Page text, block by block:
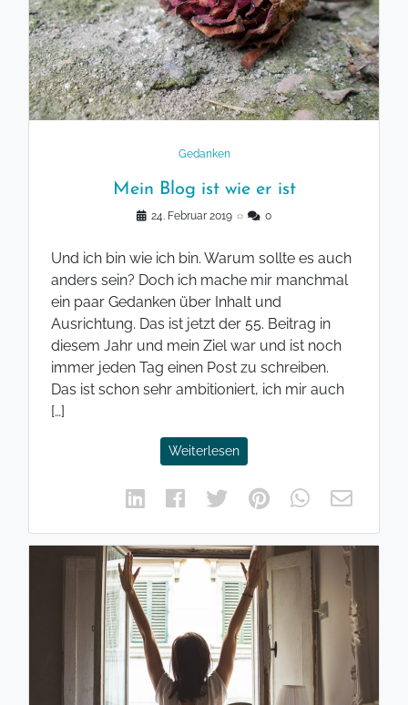
Gedanken
Mein Blog ist wie er ist
24. Februar 2019 ◌ 0
Und ich bin wie ich bin. Warum sollte es auch
anders sein? Doch ich mache mir manchmal
ein paar Gedanken über Inhalt und
Ausrichtung. Das ist jetzt der 55. Beitrag in
diesem Jahr und mein Ziel war und ist noch
immer jeden Tag einen Post zu schreiben.
Das ist schon sehr ambitioniert, ich mir auch
[…]
Weiterlesen